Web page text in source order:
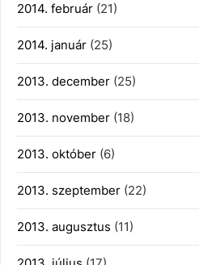
2014. február (21)
2014. január (25)
2013. december (25)
2013. november (18)
2013. október (6)
2013. szeptember (22)
2013. augusztus (11)